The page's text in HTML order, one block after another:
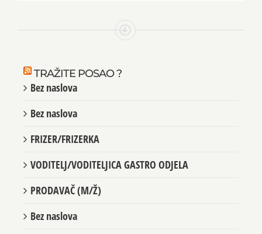
TRAŽITE POSAO ?
Bez naslova
Bez naslova
FRIZER/FRIZERKA
VODITELJ/VODITELJICA GASTRO ODJELA
PRODAVAČ (M/Ž)
Bez naslova